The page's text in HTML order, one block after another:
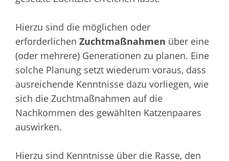
Hierzu sind die möglichen oder
erforderlichen Zuchtmaßnahmen über eine
(oder mehrere) Generationen zu planen. Eine
solche Planung setzt wiederum voraus, dass
ausreichende Kenntnisse dazu vorliegen, wie
sich die Zuchtmaßnahmen auf die
Nachkommen des gewählten Katzenpaares
auswirken.
Hierzu sind Kenntnisse über die Rasse, den